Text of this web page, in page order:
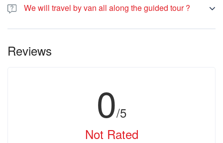
We will travel by van all along the guided tour ?
Reviews
0/5
Not Rated